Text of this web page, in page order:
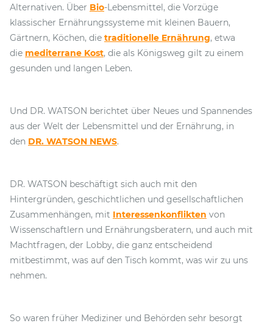
Alternativen. Über Bio-Lebensmittel, die Vorzüge
klassischer Ernährungssysteme mit kleinen Bauern,
Gärtnern, Köchen, die traditionelle Ernährung, etwa
die mediterrane Kost, die als Königsweg gilt zu einem
gesunden und langen Leben.
Und DR. WATSON berichtet über Neues und Spannendes
aus der Welt der Lebensmittel und der Ernährung, in
den DR. WATSON NEWS.
DR. WATSON beschäftigt sich auch mit den
Hintergründen, geschichtlichen und gesellschaftlichen
Zusammenhängen, mit Interessenkonflikten von
Wissenschaftlern und Ernährungsberatern, und auch mit
Machtfragen, der Lobby, die ganz entscheidend
mitbestimmt, was auf den Tisch kommt, was wir zu uns
nehmen.
So waren früher Mediziner und Behörden sehr besorgt